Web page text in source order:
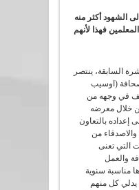
الشهود أكثر منه
فهذا لأنهم
السابقة، ينتصر
(اوسيب
في وجهه من
خلال معرضه
إعداده بالتعاون
من
التي تعنى
والعمل
مناسبة سنوية
يدلي كل منهم